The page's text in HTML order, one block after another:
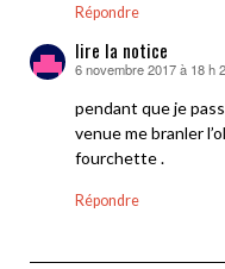
Répondre
lire la notice
dit :
6 novembre 2017 à 18 h
pendant que je
venue me branler
fourchette .
Répondre